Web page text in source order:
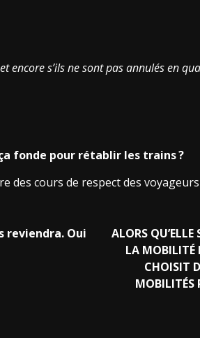
encore s’ils ne sont pas annulés en
fonde pour rétablir les trains?
des cours de respect des
reviendra. Oui
ALORS
LA MOBILITÉ
CHOISIT
MOBILITÉS